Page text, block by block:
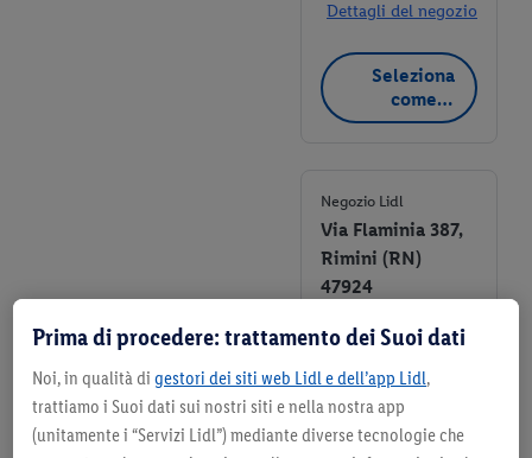
Dettagli del negozio
Seleziona
come
negozio
Negozio Lidl
Via Flaminia 387,
Rimini (RN)
47924
+ 5
Dettagli del negozio
Seleziona
Prima di procedere: trattamento dei Suoi dati
Noi, in qualità di gestori dei siti web Lidl e dell’app Lidl,
trattiamo i Suoi dati sui nostri siti e nella nostra app
(unitamente i “Servizi Lidl”) mediante diverse tecnologie che